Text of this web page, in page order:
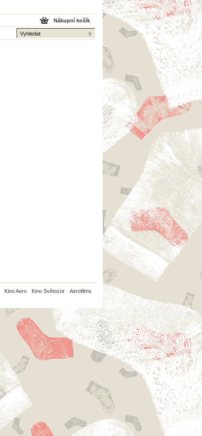
Nákupní košík
Kino Aero Kino Světozor Aerofilms